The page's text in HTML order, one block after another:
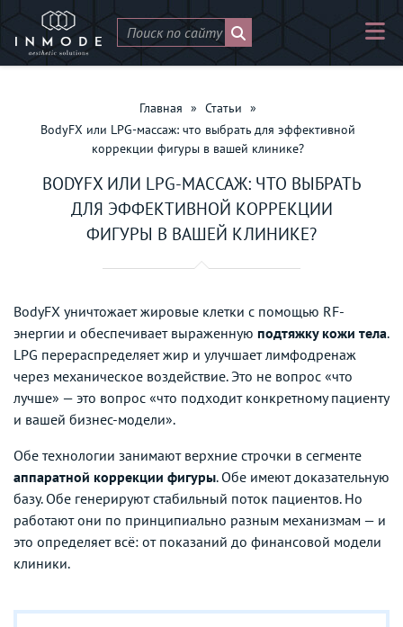
Главная » Статьи »
BodyFX или LPG-массаж: что выбрать для эффективной
коррекции фигуры в вашей клинике?
BODYFX ИЛИ LPG-МАССАЖ: ЧТО ВЫБРАТЬ
ДЛЯ ЭФФЕКТИВНОЙ КОРРЕКЦИИ
ФИГУРЫ В ВАШЕЙ КЛИНИКЕ?
BodyFX уничтожает жировые клетки с помощью RF-
энергии и обеспечивает выраженную подтяжку кожи тела.
LPG перераспределяет жир и улучшает лимфодренаж
через механическое воздействие. Это не вопрос «что
лучше» — это вопрос «что подходит конкретному пациенту
и вашей бизнес-модели».
Обе технологии занимают верхние строчки в сегменте
аппаратной коррекции фигуры. Обе имеют доказательную
базу. Обе генерируют стабильный поток пациентов. Но
работают они по принципиально разным механизмам — и
это определяет всё: от показаний до финансовой модели
клиники.